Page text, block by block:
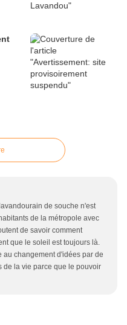
de souche n'est
de la métropole avec
de savoir comment
que le soleil est toujours là.
au changement d'idées par de
de la vie parce que le pouvoir